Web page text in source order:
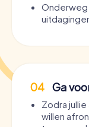
04 Ga
Zodra
willen